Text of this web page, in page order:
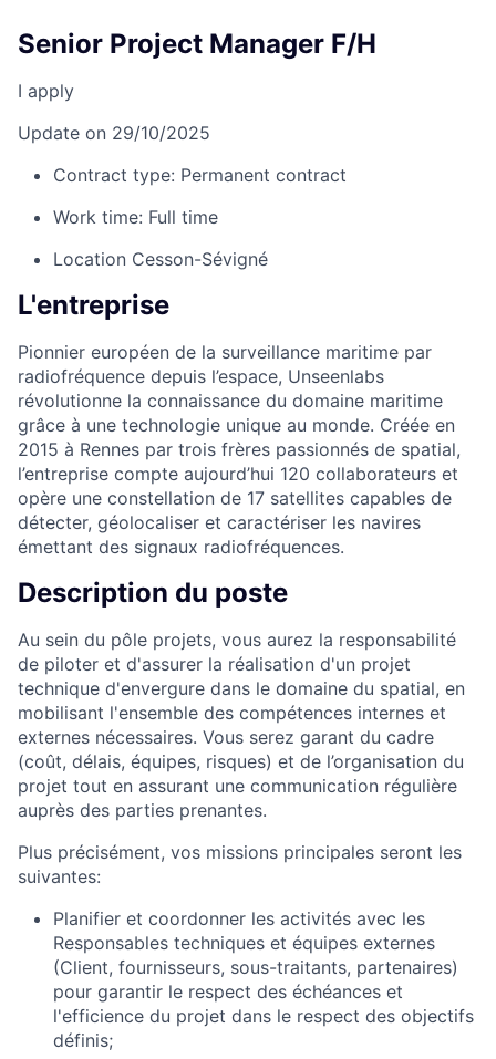
Senior Project Manager F/H
I apply
Update on 29/10/2025
Contract type: Permanent contract
Work time: Full time
Location Cesson-Sévigné
L'entreprise
Pionnier européen de la surveillance maritime par
radiofréquence depuis l’espace, Unseenlabs
révolutionne la connaissance du domaine maritime
grâce à une technologie unique au monde. Créée en
2015 à Rennes par trois frères passionnés de spatial,
l’entreprise compte aujourd’hui 120 collaborateurs et
opère une constellation de 17 satellites capables de
détecter, géolocaliser et caractériser les navires
émettant des signaux radiofréquences.
Description du poste
Au sein du pôle projets, vous aurez la responsabilité
de piloter et d'assurer la réalisation d'un projet
technique d'envergure dans le domaine du spatial, en
mobilisant l'ensemble des compétences internes et
externes nécessaires. Vous serez garant du cadre
(coût, délais, équipes, risques) et de l’organisation du
projet tout en assurant une communication régulière
auprès des parties prenantes.
Plus précisément, vos missions principales seront les
suivantes:
Planifier et coordonner les activités avec les
Responsables techniques et équipes externes
(Client, fournisseurs, sous-traitants, partenaires)
pour garantir le respect des échéances et
l'efficience du projet dans le respect des objectifs
définis;